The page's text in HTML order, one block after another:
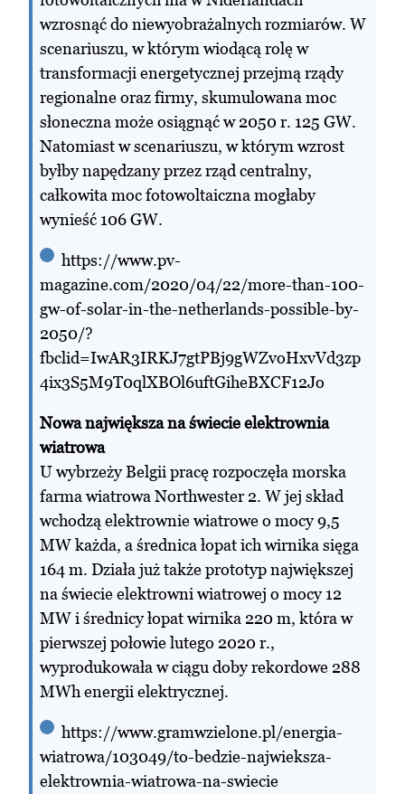
wzrosnąć do niewyobrażalnych rozmiarów. W
scenariuszu, w którym wiodącą rolę w
transformacji energetycznej przejmą rządy
regionalne oraz firmy, skumulowana moc
słoneczna może osiągnąć w 2050 r. 125 GW.
Natomiast w scenariuszu, w którym wzrost
byłby napędzany przez rząd centralny,
całkowita moc fotowoltaiczna mogłaby
wynieść 106 GW.
https://www.pv-
magazine.com/2020/04/22/more-than-100-
gw-of-solar-in-the-netherlands-possible-by-
2050/?
fbclid=IwAR3IRKJ7gtPBj9gWZvoHxvVd3zp
4ix3S5M9T0qlXBOl6uftGiheBXCF12Jo
Nowa największa na świecie elektrownia
wiatrowa
U wybrzeży Belgii pracę rozpoczęła morska
farma wiatrowa Northwester 2. W jej skład
wchodzą elektrownie wiatrowe o mocy 9,5
MW każda, a średnica łopat ich wirnika sięga
164 m. Działa już także prototyp największej
na świecie elektrowni wiatrowej o mocy 12
MW i średnicy łopat wirnika 220 m, która w
pierwszej połowie lutego 2020 r.,
wyprodukowała w ciągu doby rekordowe 288
MWh energii elektrycznej.
https://www.gramwzielone.pl/energia-
wiatrowa/103049/to-bedzie-najwieksza-
elektrownia-wiatrowa-na-swiecie